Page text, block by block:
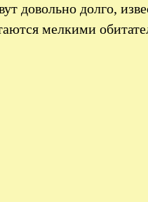
довольно долго,
мелкими